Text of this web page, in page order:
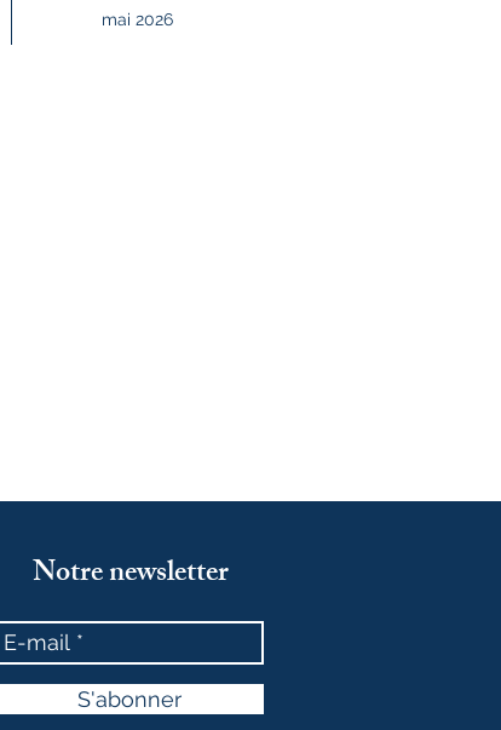
mai 2026
Notre newsletter
S'abonner